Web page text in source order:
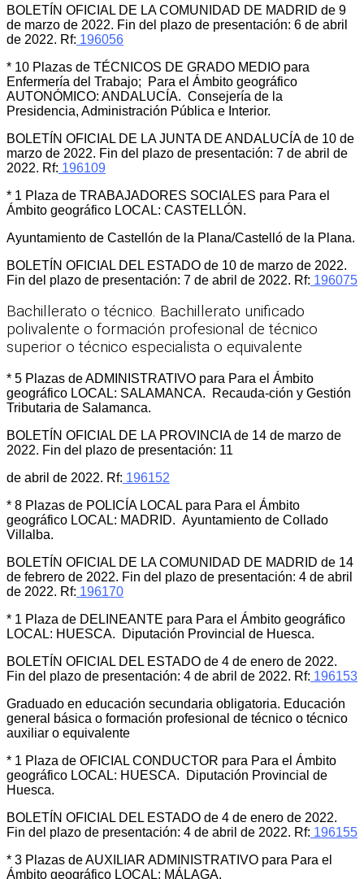
BOLETÍN OFICIAL DE LA COMUNIDAD DE MADRID de 9
de marzo de 2022. Fin del plazo de presentación: 6 de abril
de 2022. Rf: 196056
* 10 Plazas de TÉCNICOS DE GRADO MEDIO para
Enfermería del Trabajo; Para el Ámbito geográfico
AUTONÓMICO: ANDALUCÍA. Consejería de la
Presidencia, Administración Pública e Interior.
BOLETÍN OFICIAL DE LA JUNTA DE ANDALUCÍA de 10 de
marzo de 2022. Fin del plazo de presentación: 7 de abril de
2022. Rf: 196109
* 1 Plaza de TRABAJADORES SOCIALES para Para el
Ámbito geográfico LOCAL: CASTELLÓN.
Ayuntamiento de Castellón de la Plana/Castelló de la Plana.
BOLETÍN OFICIAL DEL ESTADO de 10 de marzo de 2022.
Fin del plazo de presentación: 7 de abril de 2022. Rf: 196075
Bachillerato o técnico. Bachillerato unificado
polivalente o formación profesional de técnico
superior o técnico especialista o equivalente
* 5 Plazas de ADMINISTRATIVO para Para el Ámbito
geográfico LOCAL: SALAMANCA. Recauda-ción y Gestión
Tributaria de Salamanca.
BOLETÍN OFICIAL DE LA PROVINCIA de 14 de marzo de
2022. Fin del plazo de presentación: 11
de abril de 2022. Rf: 196152
* 8 Plazas de POLICÍA LOCAL para Para el Ámbito
geográfico LOCAL: MADRID. Ayuntamiento de Collado
Villalba.
BOLETÍN OFICIAL DE LA COMUNIDAD DE MADRID de 14
de febrero de 2022. Fin del plazo de presentación: 4 de abril
de 2022. Rf: 196170
* 1 Plaza de DELINEANTE para Para el Ámbito geográfico
LOCAL: HUESCA. Diputación Provincial de Huesca.
BOLETÍN OFICIAL DEL ESTADO de 4 de enero de 2022.
Fin del plazo de presentación: 4 de abril de 2022. Rf: 196153
Graduado en educación secundaria obligatoria. Educación
general básica o formación profesional de técnico o técnico
auxiliar o equivalente
* 1 Plaza de OFICIAL CONDUCTOR para Para el Ámbito
geográfico LOCAL: HUESCA. Diputación Provincial de
Huesca.
BOLETÍN OFICIAL DEL ESTADO de 4 de enero de 2022.
Fin del plazo de presentación: 4 de abril de 2022. Rf: 196155
* 3 Plazas de AUXILIAR ADMINISTRATIVO para Para el
Ámbito geográfico LOCAL: MÁLAGA.